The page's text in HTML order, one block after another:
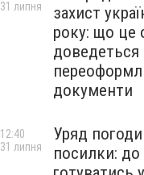
захист
року: що це
доведеться
документи
31 липня
Уряд
посилки: до
12:40
31 липня